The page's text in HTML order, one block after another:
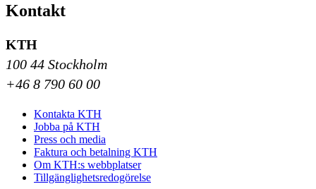
Kontakt
KTH
100 44 Stockholm
+46 8 790 60 00
Kontakta KTH
Jobba på KTH
Press och media
Faktura och betalning KTH
Om KTH:s webbplatser
Tillgänglighetsredogörelse